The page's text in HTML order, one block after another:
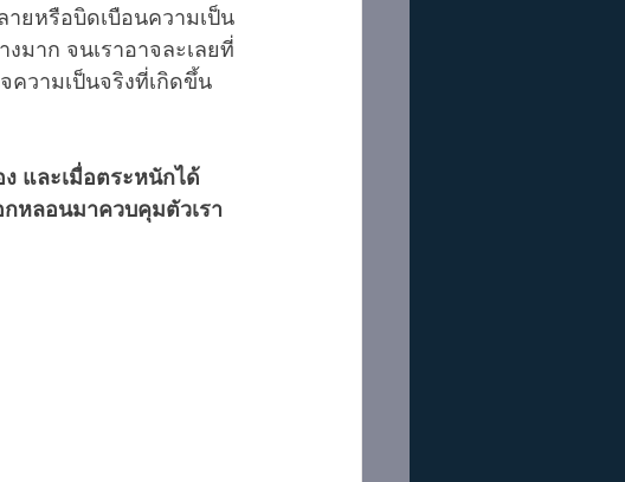
ยหรือบิดเบือนความเป็น
าก จนเราอาจละเลยที่
ความเป็นจริงที่เกิดขึ้น
และเมื่อตระหนักได้
หลอนมาควบคุมตัวเรา